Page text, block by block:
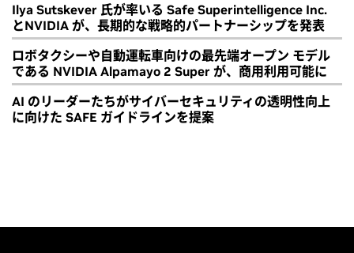
Ilya Sutskever 氏が率いる Safe Superintelligence Inc.
とNVIDIA が、長期的な戦略的パートナーシップを発表
ロボタクシーや自動運転車向けの最先端オープン モデル
である NVIDIA Alpamayo 2 Super が、商用利用可能に
AI のリーダーたちがサイバーセキュリティの透明性向上
に向けた SAFE ガイドラインを提案